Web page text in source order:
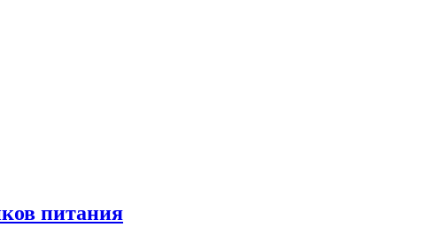
питания